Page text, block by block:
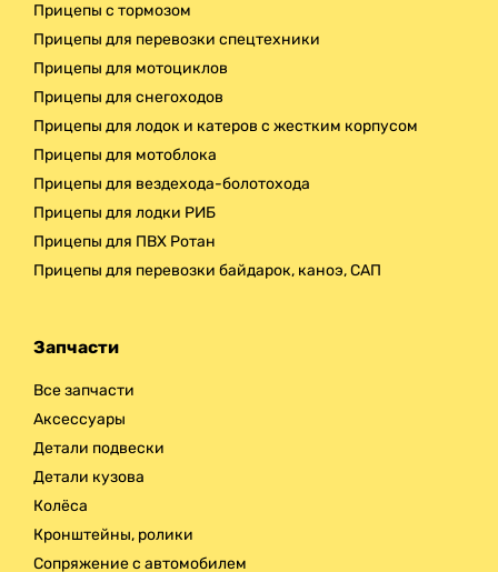
Прицепы с тормозом
Прицепы для перевозки спецтехники
Прицепы для мотоциклов
Прицепы для снегоходов
Прицепы для лодок и катеров с жестким корпусом
Прицепы для мотоблока
Прицепы для вездехода-болотохода
Прицепы для лодки РИБ
Прицепы для ПВХ Ротан
Прицепы для перевозки байдарок, каноэ, САП
Запчасти
Все запчасти
Аксессуары
Детали подвески
Детали кузова
Колёса
Кронштейны, ролики
Сопряжение с автомобилем